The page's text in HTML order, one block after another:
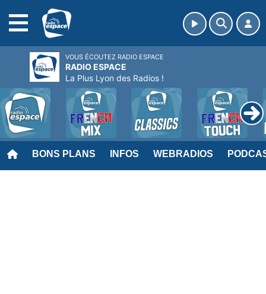
BONS PLANS INFOS WEBRADIOS
VOUS ÉCOUTEZ RADIO ESPACE
RADIO ESPACE
La Plus Lyon des Radios !